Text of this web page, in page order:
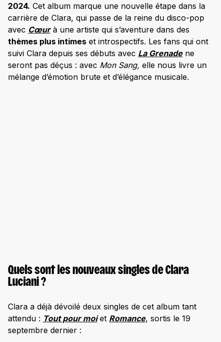
2024. Cet album marque une nouvelle étape dans la
carrière de Clara, qui passe de la reine du disco-pop
avec Cœurà une artiste qui s’aventure dans des
thèmes plus intimes et introspectifs. Les fans qui ont
suivi Clara depuis ses débuts avec La Grenadene
seront pas déçus : avec Mon Sang, elle nous livre un
mélange d’émotion brute et d’élégance musicale.
Quels sont les nouveaux singles de Clara
Luciani ?
Clara a déjà dévoilé deux singles de cet album tant
attendu : Tout pour moiet Romance, sortis le 19
septembre dernier :